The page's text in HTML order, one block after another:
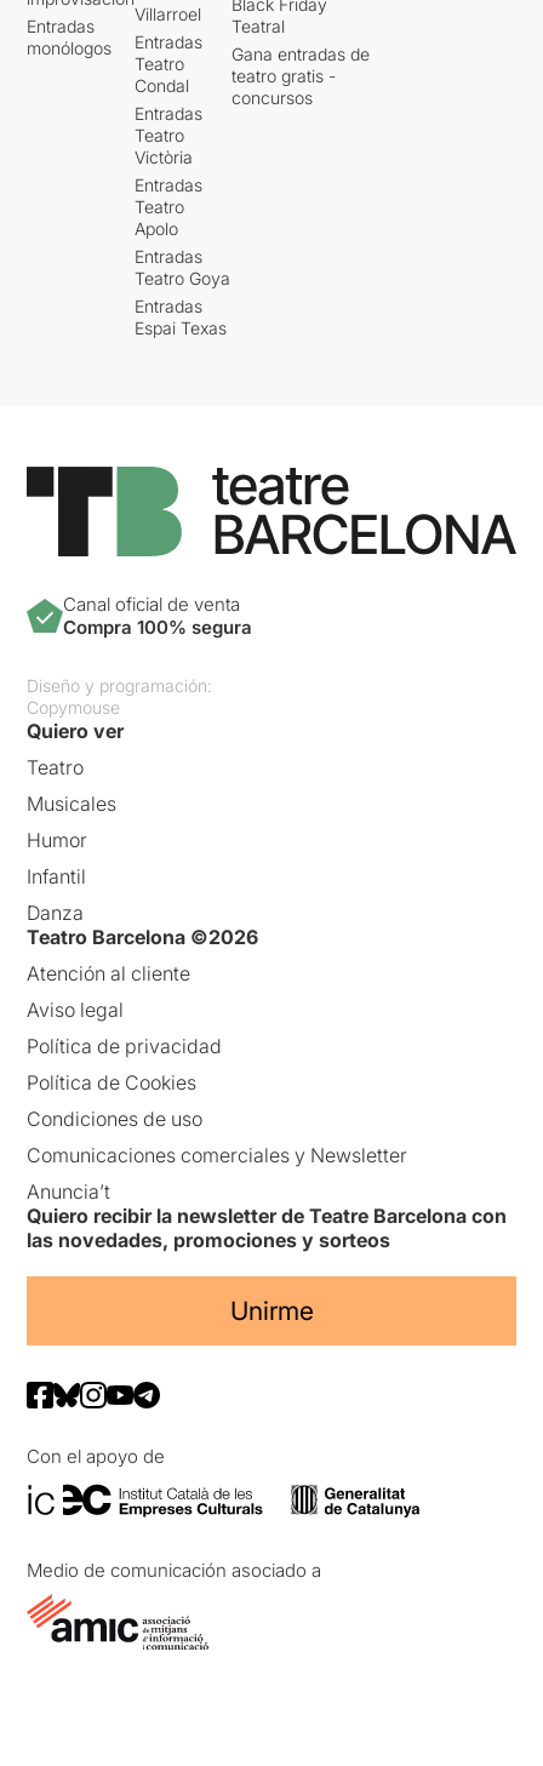
Entradas
monólogos
Villarroel
Entradas
Teatro
Condal
Entradas
Teatro
Victòria
Entradas
Teatro
Apolo
Entradas
Teatro Goya
Entradas
Espai Texas
Teatral
Gana entradas de
teatro gratis -
concursos
Canal oficial de venta
Compra 100% segura
Diseño y programación:
Copymouse
Quiero ver
Teatro
Musicales
Humor
Infantil
Danza
Teatro Barcelona ©2026
Atención al cliente
Aviso legal
Política de privacidad
Política de Cookies
Condiciones de uso
Comunicaciones comerciales y Newsletter
Anuncia’t
Quiero recibir la newsletter de Teatre Barcelona con
las novedades, promociones y sorteos
Unirme
Con el apoyo de
Medio de comunicación asociado a